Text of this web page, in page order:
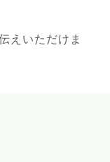
えいただけま